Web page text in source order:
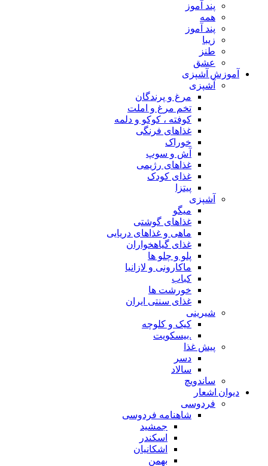
پند آموز
همه
پند آموز
زیبا
طنز
عشق
آموزش آشپزی
آشپزی
مرغ و پرندگان
تخم مرغ و املت
کوفته ، کوکو و دلمه
غذاهای فرنگی
خوراک
آش و سوپ
غذاهای رژیمی
غذای کودک
پیتزا
آشپزی
میگو
غذاهای گوشتی
ماهی و غذاهای دریایی
غذای گیاهخواران
پلو و چلو ها
ماکارونی و لازانیا
کباب
خورشت ها
غذای سنتی ایران
شیرینی
کیک و کلوچه
.بیسکویت
پیش غذا
دسر
سالاد
ساندویچ
دیوان اشعار
فردوسی
شاهنامه فردوسی
جمشید
اسکندر
اشکانیان
بهمن